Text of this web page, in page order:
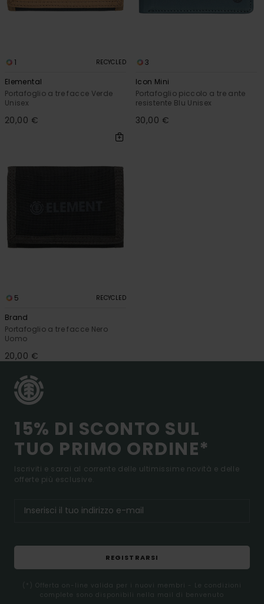
1 RECYCLED
Elemental
Portafoglio a tre facce Verde
Unisex
20,00 €
3
Icon Mini
Portafoglio piccolo a tre ante
resistente Blu Unisex
30,00 €
5 RECYCLED
Brand
Portafoglio a tre facce Nero
Uomo
20,00 €
15% DI SCONTO SUL
TUO PRIMO ORDINE*
Iscriviti e sarai al corrente delle ultimissime novità e delle
offerte più esclusive.
REGISTRARSI
(*) Offerta on-line valida per i nuovi membri - Le condizioni
complete sono disponibili nella mail di benvenuto